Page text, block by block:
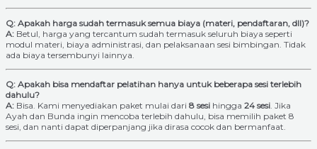
Q: Apakah harga sudah termasuk semua biaya (materi, pendaftaran, dll)?
A: Betul, harga yang tercantum sudah termasuk seluruh biaya seperti
modul materi, biaya administrasi, dan pelaksanaan sesi bimbingan. Tidak
ada biaya tersembunyi lainnya.
Q: Apakah bisa mendaftar pelatihan hanya untuk beberapa sesi terlebih
dahulu?
A: Bisa. Kami menyediakan paket mulai dari 8 sesi hingga 24 sesi . Jika
Ayah dan Bunda ingin mencoba terlebih dahulu, bisa memilih paket 8
sesi, dan nanti dapat diperpanjang jika dirasa cocok dan bermanfaat.